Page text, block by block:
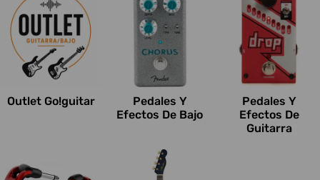
Outlet Go!guitar
Pedales Y
Efectos De Bajo
Pedales Y
Efectos De
Guitarra